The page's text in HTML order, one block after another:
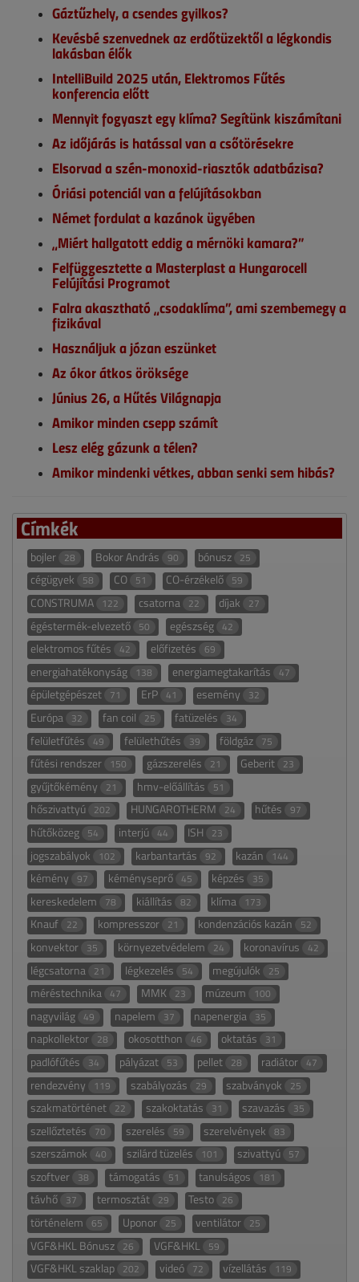
Gáztűzhely, a csendes gyilkos?
Kevésbé szenvednek az erdőtüzektől a légkondis
lakásban élők
IntelliBuild 2025 után, Elektromos Fűtés
konferencia előtt
Mennyit fogyaszt egy klíma? Segítünk kiszámítani
Az időjárás is hatással van a csőtörésekre
Elsorvad a szén-monoxid-riasztók adatbázisa?
Óriási potenciál van a felújításokban
Német fordulat a kazánok ügyében
„Miért hallgatott eddig a mérnöki kamara?”
Felfüggesztette a Masterplast a Hungarocell
Felújítási Programot
Falra akasztható „csodaklíma”, ami szembemegy a
fizikával
Használjuk a józan eszünket
Az ókor átkos öröksége
Június 26, a Hűtés Világnapja
Amikor minden csepp számít
Lesz elég gázunk a télen?
Amikor mindenki vétkes, abban senki sem hibás?
Címkék
bojler 28 Bokor András 90 bónusz 25
cégügyek 58 CO 51 CO-érzékelő 59
CONSTRUMA 122 csatorna 22 díjak 27
égéstermék-elvezető 50 egészség 42
elektromos fűtés 42 előfizetés 69
energiahatékonyság 138 energiamegtakarítás 47
épületgépészet 71 ErP 41 esemény 32
Európa 32 fan coil 25 fatüzelés 34
felületfűtés 49 felülethűtés 39 földgáz 75
fűtési rendszer 150 gázszerelés 21 Geberit 23
gyűjtőkémény 21 hmv-előállítás 51
hőszivattyú 202 HUNGAROTHERM 24 hűtés 97
hűtőközeg 54 interjú 44 ISH 23
jogszabályok 102 karbantartás 92 kazán 144
kémény 97 kéményseprő 45 képzés 35
kereskedelem 78 kiállítás 82 klíma 173
Knauf 22 kompresszor 21 kondenzációs kazán 52
konvektor 35 környezetvédelem 24 koronavírus 42
légcsatorna 21 légkezelés 54 megújulók 25
méréstechnika 47 MMK 23 múzeum 100
nagyvilág 49 napelem 37 napenergia 35
napkollektor 28 okosotthon 46 oktatás 31
padlófűtés 34 pályázat 53 pellet 28 radiátor 47
rendezvény 119 szabályozás 29 szabványok 25
szakmatörténet 22 szakoktatás 31 szavazás 35
szellőztetés 70 szerelés 59 szerelvények 83
szerszámok 40 szilárd tüzelés 101 szivattyú 57
szoftver 38 támogatás 51 tanulságos 181
távhő 37 termosztát 29 Testo 26
történelem 65 Uponor 25 ventilátor 25
VGF&HKL Bónusz 26 VGF&HKL 59
VGF&HKL szaklap 202 videó 72 vízellátás 119